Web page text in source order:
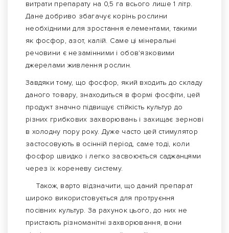
витрати препарату на 0,5 га всього лише 1 літр.
Дане добриво збагачує корінь рослини
необхідними для зростання елементами, такими
як фосфор, азот, калій. Саме ці мінеральні
речовини є незамінними і обов'язковими
джерелами живлення рослин.
Завдяки тому, що фосфор, який входить до складу
даного товару, знаходиться в формі фосфіти, цей
продукт значно підвищує стійкість культур до
різних грибкових захворювань і захищає зернові
в холодну пору року. Дуже часто цей стимулятор
застосовують в осінній період, саме тоді, коли
фосфор швидко і легко засвоюється саджанцями
через їх кореневу систему.
Також, варто відзначити, що даний препарат
широко використовується для протруєння
посівних культур. За рахунок цього, до них не
пристають різноманітні захворювання, вони